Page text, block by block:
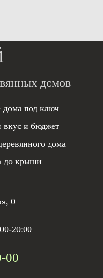
домов
дома под ключ
и бюджет
дома
до крыши
0
20:00
00